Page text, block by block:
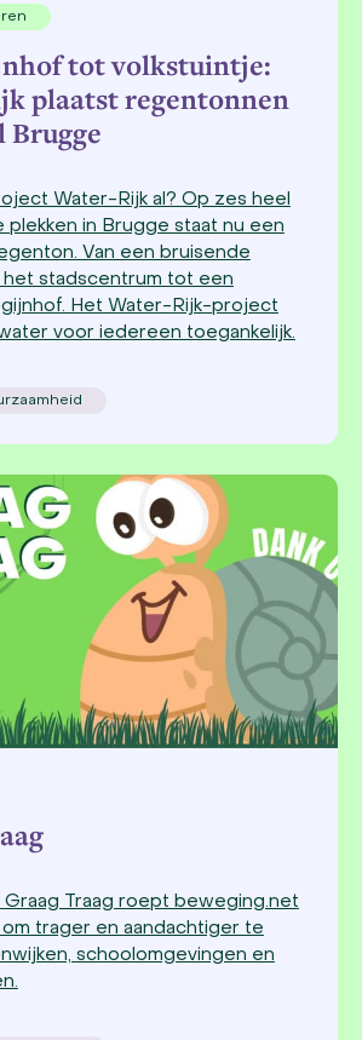
tot volkstuintje:
plaatst regentonnen
Brugge
Water-Rijk al? Op zes heel
plekken in Brugge staat nu een
Van een bruisende
het stadscentrum tot een
Het Water-Rijk-project
voor iedereen toegankelijk.
Graag Traag roept beweging.net
trager en aandachtiger te
schoolomgevingen en